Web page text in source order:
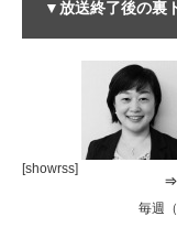
▼放送終了後の裏
[showrss]
毎週